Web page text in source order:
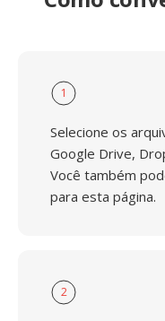
1
Selecione os
Google Drive,
Você também
para esta página.
2